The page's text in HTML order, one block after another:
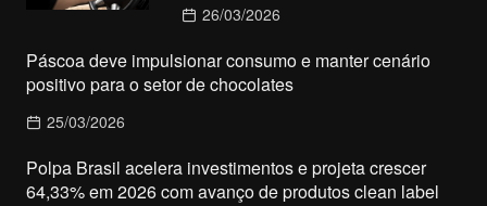
26/03/2026
Páscoa deve impulsionar consumo e manter cenário
positivo para o setor de chocolates
25/03/2026
Polpa Brasil acelera investimentos e projeta crescer
64,33% em 2026 com avanço de produtos clean label